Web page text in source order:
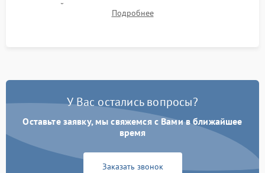
до нужной температуры, отсутствия посторонних шумов,
штатного слива и абсолютной сухости в поддоне.
Подробнее
У Вас остались вопросы?
Оставьте заявку, мы свяжемся с Вами в ближайшее
время
Заказать звонок